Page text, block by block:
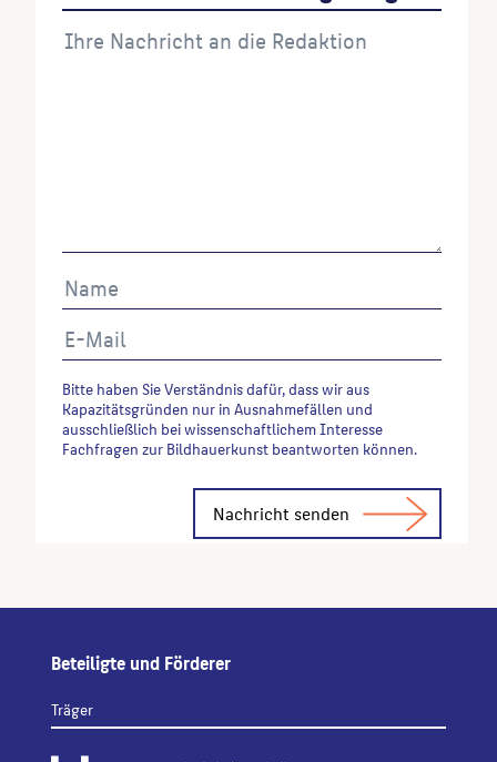
Bitte haben Sie Verständnis dafür, dass wir aus
Kapazitätsgründen nur in Ausnahmefällen und
ausschließlich bei wissenschaftlichem Interesse
Fachfragen zur Bildhauerkunst beantworten können.
Beteiligte und Förderer
Träger